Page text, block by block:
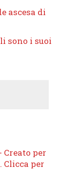
ascesa di
sono i suoi